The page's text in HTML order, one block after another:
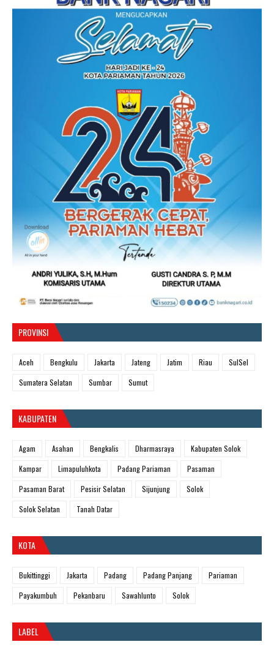
PROVINSI
Aceh Bengkulu Jakarta Jateng Jatim Riau
SulSel
Sumatera Selatan
Sumbar Sumut
KABUPATEN
Agam Asahan Bengkalis Dharmasraya
Kabupaten Solok
Kampar
Limapuluhkota Padang Pariaman
Pasaman
Pasaman Barat
Pesisir Selatan Sijunjung
Solok
Solok Selatan
Tanah Datar
KOTA
Bukittinggi Jakarta Padang Padang Panjang
Pariaman
Payakumbuh
Pekanbaru Sawahlunto Solok
LABEL